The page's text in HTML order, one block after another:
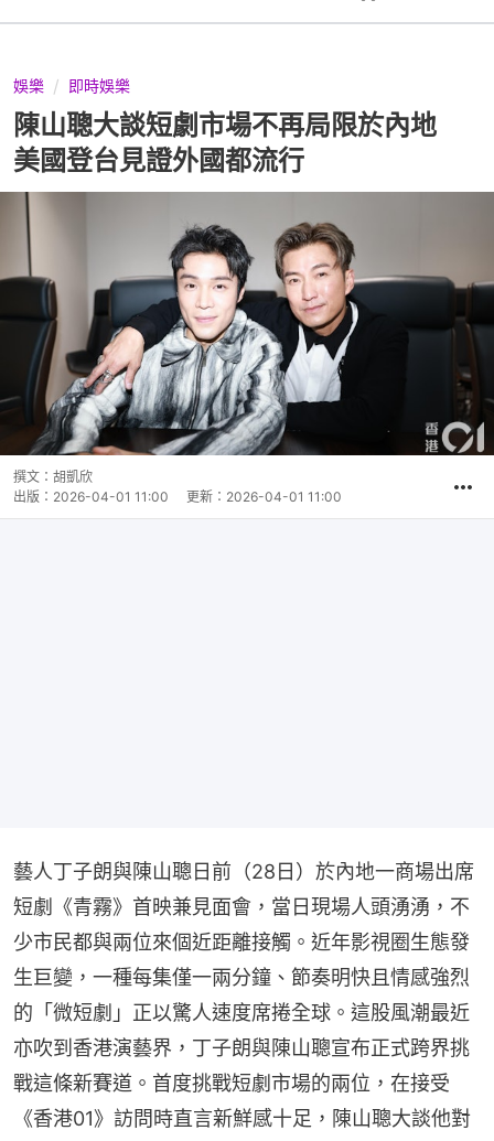
娛樂 即時娛樂
陳山聰大談短劇市場不再局限於內地
美國登台見證外國都流行
撰文： 胡凱欣
出版： 2026-04-01 11:00 更新： 2026-04-01 11:00
藝人丁子朗與陳山聰日前（28日）於內地一商場出席
短劇《青霧》首映兼見面會，當日現場人頭湧湧，不
少市民都與兩位來個近距離接觸。近年影視圈生態發
生巨變，一種每集僅一兩分鐘、節奏明快且情感強烈
的「微短劇」正以驚人速度席捲全球。這股風潮最近
亦吹到香港演藝界，丁子朗與陳山聰宣布正式跨界挑
戰這條新賽道。首度挑戰短劇市場的兩位，在接受
《香港01》訪問時直言新鮮感十足，陳山聰大談他對